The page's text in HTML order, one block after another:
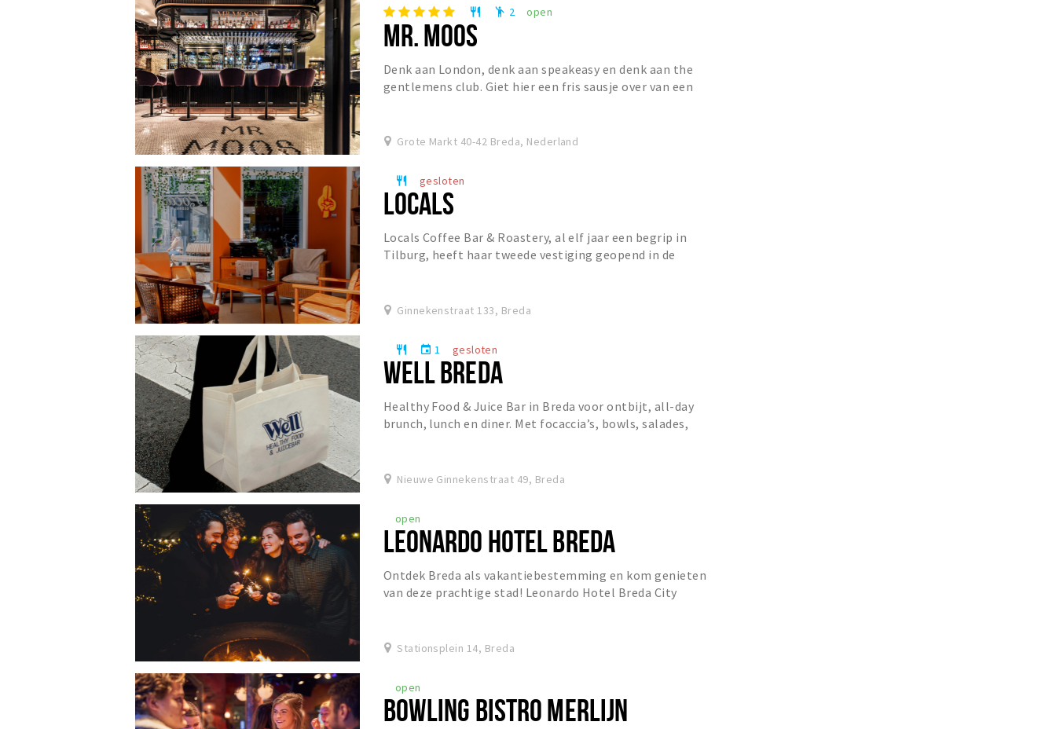
restaurant emoji_people 2 open
MR. MOOS
Denk aan London, denk aan speakeasy en denk aan the
gentlemens club. Giet hier een fris sausje over van een
Grote Markt 40-42 Breda, Nederland
restaurant gesloten
LOCALS
Locals Coffee Bar & Roastery, al elf jaar een begrip in
Tilburg, heeft haar tweede vestiging geopend in de
Ginnekenstraat 133, Breda
restaurant event 1 gesloten
WELL BREDA
Healthy Food & Juice Bar in Breda voor ontbijt, all-day
brunch, lunch en diner. Met focaccia’s, bowls, salades,
Nieuwe Ginnekenstraat 49, Breda
open
LEONARDO HOTEL BREDA
Ontdek Breda als vakantiebestemming en kom genieten
van deze prachtige stad! Leonardo Hotel Breda City
Stationsplein 14, Breda
open
BOWLING BISTRO MERLIJN